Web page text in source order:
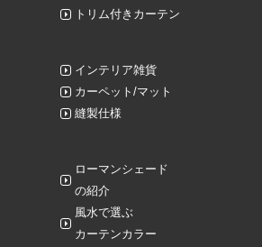
トリム付きカーテン
インテリア雑貨
カーペット/マット
縫製仕様
ローマンシェード
の紹介
風水で選ぶ
カーテンカラー